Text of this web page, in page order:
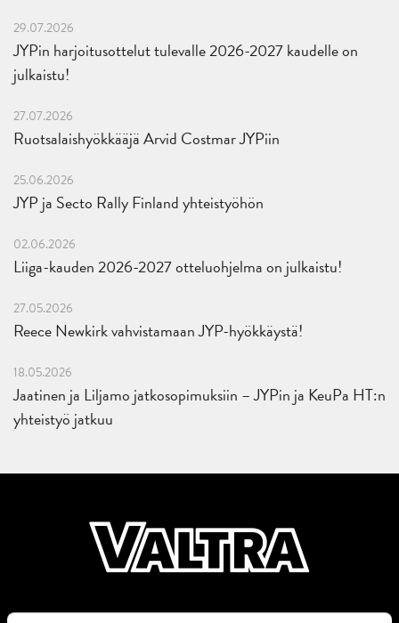
29.07.2026
JYPin harjoitusottelut tulevalle 2026-2027 kaudelle on
julkaistu!
27.07.2026
Ruotsalaishyökkääjä Arvid Costmar JYPiin
25.06.2026
JYP ja Secto Rally Finland yhteistyöhön
02.06.2026
Liiga-kauden 2026-2027 otteluohjelma on julkaistu!
27.05.2026
Reece Newkirk vahvistamaan JYP-hyökkäystä!
18.05.2026
Jaatinen ja Liljamo jatkosopimuksiin – JYPin ja KeuPa HT:n
yhteistyö jatkuu